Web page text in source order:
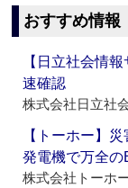
おすすめ情報
【日立社会情
速確認
株式会社日立社
【トーホー】
発電機で万全の
株式会社トーホ